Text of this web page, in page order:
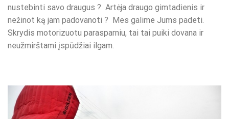
nustebinti savo draugus ? Artėja draugo gimtadienis ir
nežinot ką jam padovanoti ? Mes galime Jums padeti.
Skrydis motorizuotu parasparniu, tai tai puiki dovana ir
neužmirštami įspūdžiai ilgam.